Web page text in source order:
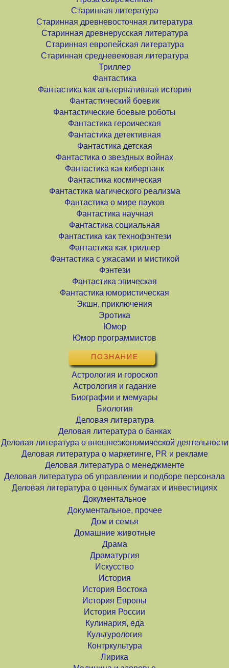
Старинная литература
Старинная древневосточная литература
Старинная древнерусская литература
Старинная европейская литература
Старинная средневековая литература
Триллер
Фантастика
Фантастика как альтернативная история
Фантастический боевик
Фантастические боевые роботы
Фантастика героическая
Фантастика детективная
Фантастика детская
Фантастика о звездных войнах
Фантастика как киберпанк
Фантастика космическая
Фантастика магического реализма
Фантастика о мире пауков
Фантастика научная
Фантастика социальная
Фантастика как технофэнтези
Фантастика как триллер
Фантастика с ужасами и мистикой
Фэнтези
Фантастика эпическая
Фантастика юмористическая
Экшн, приключения
Эротика
Юмор
Юмор программистов
ПОЗНАНИЕ
Астрология и гороскоп
Астрология и гадание
Биографии и мемуары
Биология
Деловая литература
Деловая литература о банках
Деловая литература о внешнеэкономической деятельности
Деловая литература о маркетинге, PR и рекламе
Деловая литература о менеджменте
Деловая литература об управлении и подборе персонала
Деловая литература о ценных бумагах и инвестициях
Документальное
Документальное, прочее
Дом и семья
Домашние животные
Драма
Драматургия
Искусство
История
История Востока
История Европы
История России
Кулинария, еда
Культурология
Контркультура
Лирика